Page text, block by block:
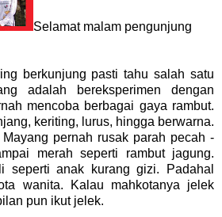
Selamat malam pengunjung
berkunjung pasti tahu salah satu
adalah bereksperimen dengan
mencoba berbagai gaya rambut.
keriting, lurus, hingga berwarna.
pernah rusak parah pecah -
merah seperti rambut jagung.
seperti anak kurang gizi. Padahal
wanita. Kalau mahkotanya jelek
pun ikut jelek.